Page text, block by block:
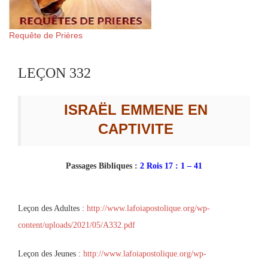
Requête de Prières
LEÇON 332
ISRAËL EMMENE EN
CAPTIVITE
Passages Bibliques : 2 Rois 17 : 1 – 41
Leçon des Adultes : http://www.lafoiapostolique.org/wp-
content/uploads/2021/05/A332.pdf
Leçon des Jeunes : http://www.lafoiapostolique.org/wp-